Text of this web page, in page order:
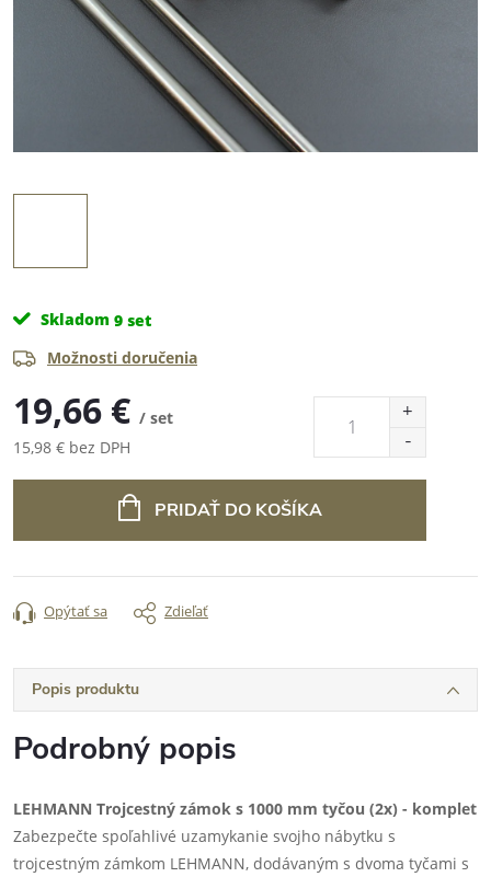
Skladom 9 set
Možnosti doručenia
19,66 € / set
15,98 € bez DPH
PRIDAŤ DO KOŠÍKA
Opýtať sa Zdieľať
Popis produktu
Podrobný popis
LEHMANN Trojcestný zámok s 1000 mm tyčou (2x) - komplet
Zabezpečte spoľahlivé uzamykanie svojho nábytku s
trojcestným zámkom LEHMANN, dodávaným s dvoma tyčami s